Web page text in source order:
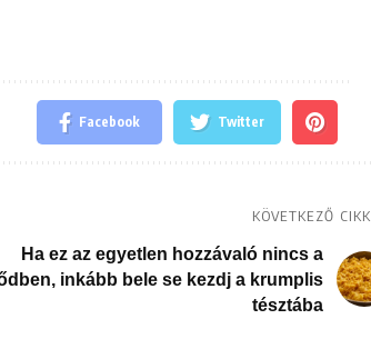
Facebook Twitter
KÖVETKEZŐ CIKK
Ha ez az egyetlen hozzávaló nincs a
inkább bele se kezdj a krumplis
tésztába